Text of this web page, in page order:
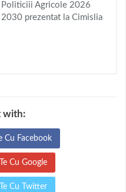
Politiciii Agricole 2026
2030 prezentat la Cimislia
with:
Cu Facebook
Cu Google
Cu Twitter